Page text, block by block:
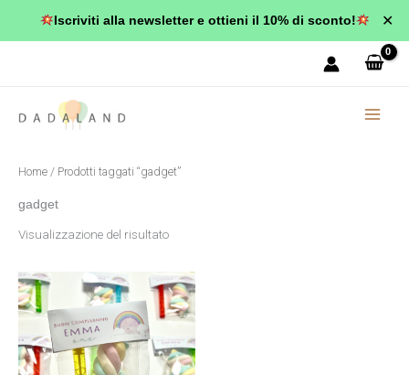
Iscriviti alla newsletter e ottieni il 10% di sconto! ✕
Home / Prodotti taggati “gadget”
gadget
Visualizzazione del risultato